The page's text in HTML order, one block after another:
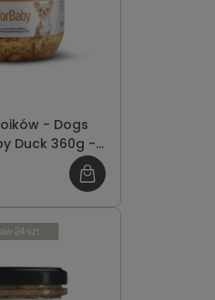
- Dogs
Duck 360g -
PLN